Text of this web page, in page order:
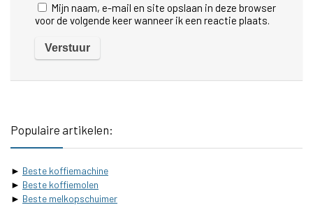
Mijn naam, e-mail en site opslaan in deze browser
voor de volgende keer wanneer ik een reactie plaats.
Populaire artikelen:
► Beste koffiemachine
► Beste koffiemolen
► Beste melkopschuimer